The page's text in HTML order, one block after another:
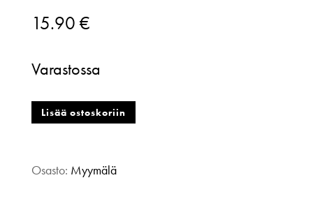
15.90 €
Varastossa
Fiini
Siivoussuihke
Lisää ostoskoriin
Osasto: Myymälä